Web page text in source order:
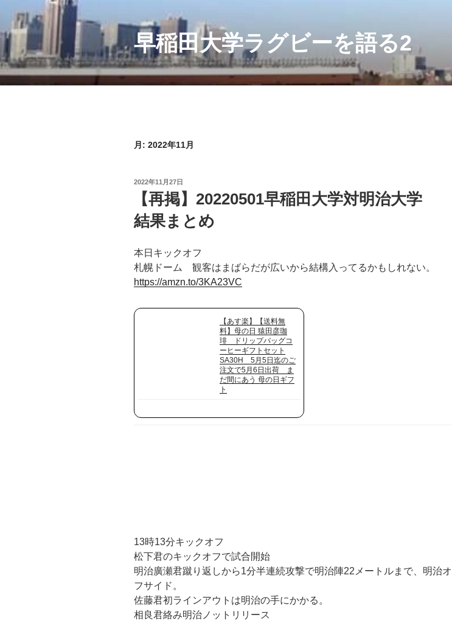
テ
ン
ツ
へ
早稲田大学ラグビーを語る2
月: 2022年11月
投
2022年11月27日
【再掲】20220501早稲田大学対明治大学
結果まとめ
本日キックオフ
札幌ドーム 観客はまばらだが広いから結構入ってるかもしれない。
https://amzn.to/3KA23VC
【あす楽】【送料無
料】母の日 猿田彦珈
琲 ドリップバッグコ
ーヒーギフトセット
SA30H 5月5日迄のご
注文で5月6日出荷 ま
だ間にあう 母の日ギフ
ト
13時13分キックオフ
松下君のキックオフで試合開始
明治廣瀬君蹴り返しから1分半連続攻撃で明治陣22メートルまで、明治オ
フサイド。
佐藤君初ラインアウトは明治の手にかかる。
相良君絡み明治ノットリリース